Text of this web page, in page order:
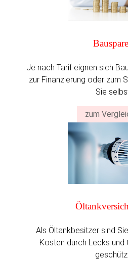
Je nach Tarif eignen sich
zur Finanzierung oder zum
Sie
zum
Als Öltankbesitzer sind
Kosten durch Lecks und